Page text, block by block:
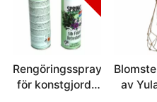
Rengöringsspray
för konstgjorda
av